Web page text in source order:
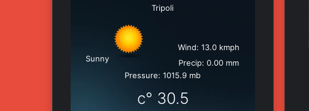
Tripoli
Sunny
Wind: 13.0 kmph
Precip: 0.00 mm
Pressure: 1015.9 mb
30.5
°c